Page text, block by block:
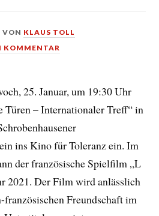
VON KLAUS TOLL
KOMMENTAR
25. Januar, um 19:30 Uhr
Türen – Internationaler Treff“ in
ins Kino für Toleranz ein. Im
der französische Spielfilm „L
2021. Der Film wird anlässlich
französischen Freundschaft im